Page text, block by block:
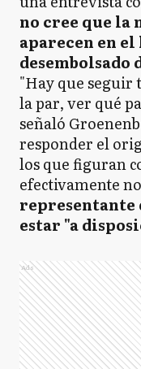
no cree que la
aparecen en
desembolsado
"Hay que seguir
la par, ver qué
señaló
responder el
los que figuran
efectivamente
representante
estar "a
Ads